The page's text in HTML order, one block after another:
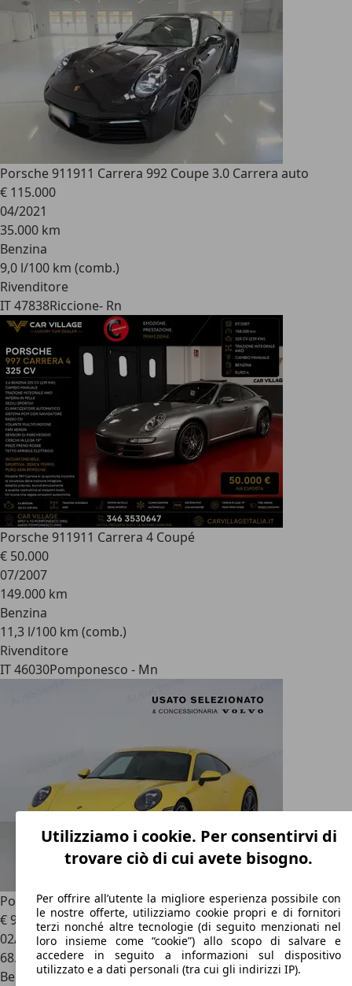
Porsche 911911 Carrera 992 Coupe 3.0 Carrera auto
€ 115.000
04/2021
35.000 km
Benzina
9,0 l/100 km (comb.)
Rivenditore
IT 47838Riccione- Rn
Porsche 911911 Carrera 4 Coupé
€ 50.000
07/2007
149.000 km
Benzina
11,3 l/100 km (comb.)
Rivenditore
IT 46030Pomponesco - Mn
Porsche 911Carrera 4S Coupé 450 CV
€ 99.500 1€ 119.500,-
02/2020
68.895 km
Benzina
Utilizziamo i cookie. Per consentirvi di
trovare ciò di cui avete bisogno.
Per offrire all’utente la migliore esperienza possibile con
le nostre offerte, utilizziamo cookie propri e di fornitori
terzi nonché altre tecnologie (di seguito menzionati nel
loro insieme come “cookie”) allo scopo di salvare e
accedere in seguito a informazioni sul dispositivo
utilizzato e a dati personali (tra cui gli indirizzi IP).